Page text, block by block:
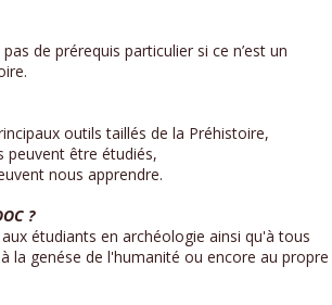
de prérequis particulier si ce n’est un
outils taillés de la Préhistoire,
être étudiés,
nous apprendre.
?
étudiants en archéologie ainsi qu'à tous
la genése de l'humanité ou encore au propre